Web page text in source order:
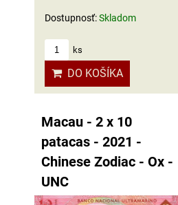
Dostupnosť:Skladom
ks
DO KOŠÍKA
Macau - 2 x 10
patacas - 2021 -
Chinese Zodiac - Ox -
UNC